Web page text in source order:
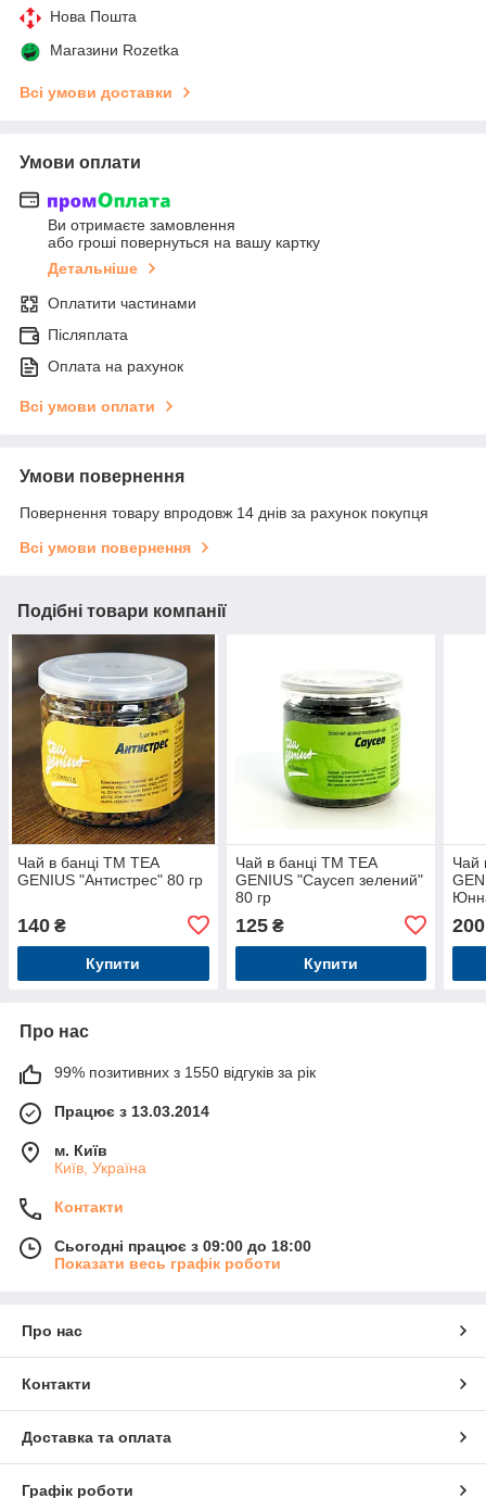
Нова Пошта
Магазини Rozetka
Всі умови доставки
Умови оплати
Ви отримаєте замовлення
або гроші повернуться на вашу картку
Детальніше
Оплатити частинами
Післяплата
Оплата на рахунок
Всі умови оплати
Умови повернення
Повернення товару впродовж 14 днів за рахунок покупця
Всі умови повернення
Подібні товари компанії
Чай в банці TM TEA
GENIUS "Антистрес" 80 гр
140 ₴
Купити
Чай в банці TM TEA
GENIUS "Саусеп зелений"
80 гр
125₴
Купити
Чай
200
Про нас
99% позитивних з 1550 відгуків за рік
Працює з 13.03.2014
м. Київ
Київ, Україна
Контакти
Сьогодні працює з 09:00 до 18:00
Показати весь графік роботи
Про нас
Контакти
Доставка та оплата
Графік роботи